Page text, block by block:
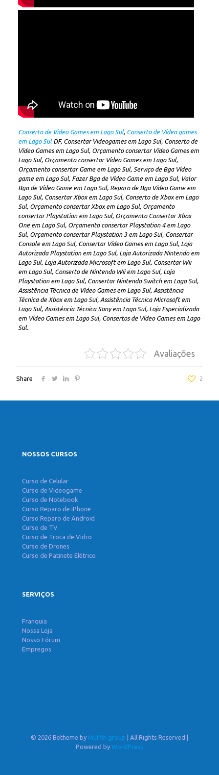
Conserto de Video Games em Lago Sul, Conserto de Vídeo games
em Lago SulDF, Consertar Videogames em Lago Sul, Conserto de
Vídeo Games em Lago Sul, Orçamento consertar Vídeo Games em
Lago Sul, Orçamento consertar Vídeo Games em Lago Sul,
Orçamento consertar Game em Lago Sul, Serviço de Bga Vídeo
game em Lago Sul, Fazer Bga de Vídeo Game em Lago Sul, Valor
Bga de Vídeo Game em Lago Sul, Reparo de Bga Vídeo Game em
Lago Sul, Consertar Xbox em Lago Sul, Conserto de Xbox em Lago
Sul, Orçamento consertar Xbox em Lago Sul, Orçamento
consertar Playstation em Lago Sul, Orçamento Consertar Xbox
One em Lago Sul, Orçamento consertar Playstation 4 em Lago
Sul, Orçamento consertar Playstation 3 em Lago Sul, Consertar
Console em Lago Sul, Consertar Vídeo Games em Lago Sul, Loja
Autorizada Playstation em Lago Sul, Loja Autorizada Nintendo em
Lago Sul, Loja Autorizada Microsoft em Lago Sul, Consertar Wii
em Lago Sul, Conserto de Nintendo Wii em Lago Sul, Loja
Playstation em Lago Sul, Consertar Nintendo Switch em Lago Sul,
Assistência Técnica de Vídeo Games em Lago Sul, Assistência
Técnica de Xbox em Lago Sul, Assistência Técnica Microsoft em
Lago Sul, Assistência Técnica Sony em Lago Sul, Loja Especializada
em Vídeo Games em Lago Sul, Consertos de Vídeo Games em Lago
Sul.
Avaliações
Share 2
NOSSOS CURSOS
Curso de Celular
Curso de Videogame
Curso de Notebook
Curso Reparo de iPhone
Curso Reparo de Android
Curso de TV
Curso de Troca de Vidro
Curso de Drones
Curso de Patinete Elétrico
SERVIÇOS
Franquia
Nossa Loja
Nosso Fórum
Empregos
© 2026 Betheme by Muffin group | All Rights Reserved |
Powered by WordPress